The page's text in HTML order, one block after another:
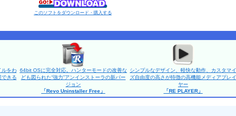
このソフトをダウンロード・購入する
ルをわ
できる
64bit OSに完全対応。ハンターモードの改善な
ども図られた“強力”アンインストーラの新バー
ジョン
「Revo Uninstaller Free」
シンプルなデザイン、軽快な動作、カスタマイ
ズ自由度の高さが特徴の高機能メディアプレイ
ヤー
「RE PLAYER」